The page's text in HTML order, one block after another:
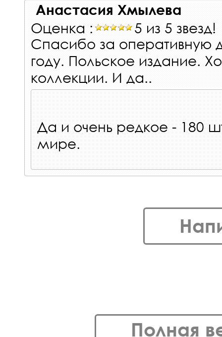
Анастасия Хмылева
Оценка :
5 из 5 звезд!
Спасибо за оперативную
году. Польское издание.
коллекции. И да..
Да и очень редкое - 180
мире.
Полная